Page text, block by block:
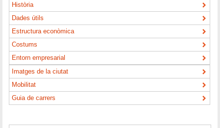
Història
Dades útils
Estructura econòmica
Costums
Entorn empresarial
Imatges de la ciutat
Mobilitat
Guia de carrers